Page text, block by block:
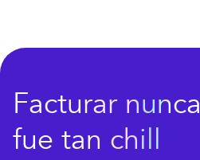
Facturar nunca
fue tan chill